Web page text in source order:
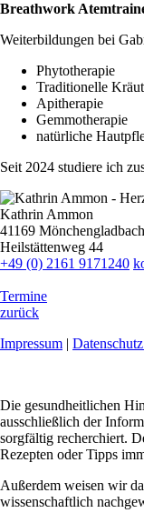
Breathwork
Weiterbildungen bei
Phytotherapie
Traditionelle
Apitherapie
Gemmotherapie
natürliche
Seit 2024 studiere ich
Kathrin Ammon
41169 Mönchengladbach
Heilstättenweg 44
+49 (0) 2161 9171240
Termine
zurück
Impressum
Datenschutz
Die gesundheitlichen
ausschließlich der
sorgfältig recherchiert.
Rezepten oder Tipps
Außerdem weisen wir
wissenschaftlich